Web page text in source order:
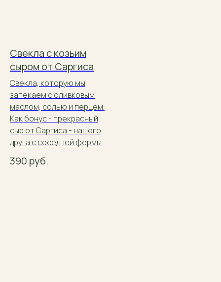
Свекла с козьим
сыром от Саргиса
Свекла, которую мы
запекаем с оливковым
маслом, солью и перцем.
Как бонус - прекрасный
сыр от Саргиса - нашего
друга с соседней фермы.
390 руб.